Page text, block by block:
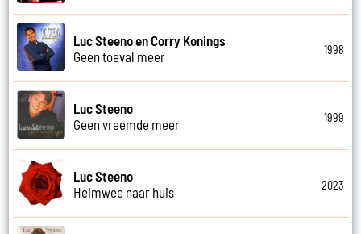
Luc Steeno en Corry Konings
Geen toeval meer
1998
Luc Steeno
Geen vreemde meer
1999
Luc Steeno
Heimwee naar huis
2023